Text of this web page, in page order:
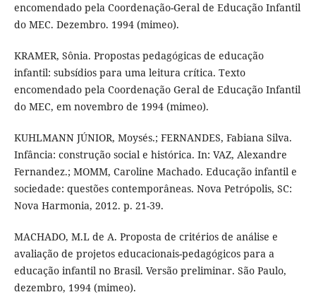
encomendado pela Coordenação-Geral de Educação Infantil
do MEC. Dezembro. 1994 (mimeo).
KRAMER, Sônia. Propostas pedagógicas de educação
infantil: subsídios para uma leitura crítica. Texto
encomendado pela Coordenação Geral de Educação Infantil
do MEC, em novembro de 1994 (mimeo).
KUHLMANN JÚNIOR, Moysés.; FERNANDES, Fabiana Silva.
Infância: construção social e histórica. In: VAZ, Alexandre
Fernandez.; MOMM, Caroline Machado. Educação infantil e
sociedade: questões contemporâneas. Nova Petrópolis, SC:
Nova Harmonia, 2012. p. 21-39.
MACHADO, M.L de A. Proposta de critérios de análise e
avaliação de projetos educacionais-pedagógicos para a
educação infantil no Brasil. Versão preliminar. São Paulo,
dezembro, 1994 (mimeo).